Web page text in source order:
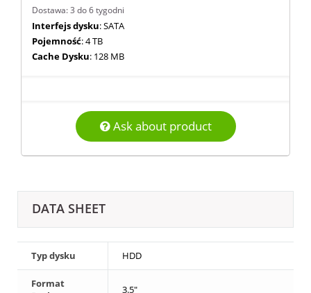
Dostawa: 3 do 6 tygodni
Interfejs dysku: SATA
Pojemność: 4 TB
Cache Dysku: 128 MB
Ask about product
DATA SHEET
Typ dysku HDD
Format
3.5"